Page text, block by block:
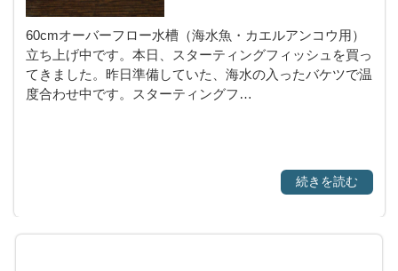
60cmオーバーフロー水槽（海水魚・カエルアンコウ用）
立ち上げ中です。本日、スターティングフィッシュを買っ
てきました。昨日準備していた、海水の入ったバケツで温
度合わせ中です。スターティングフ…
続きを読む